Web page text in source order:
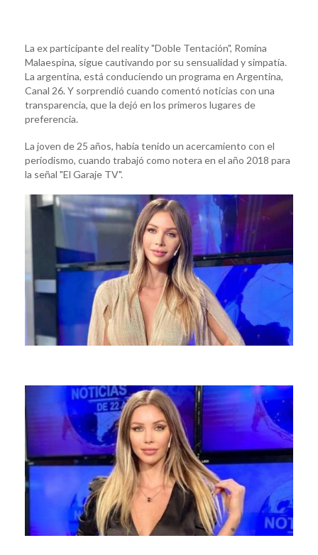
La ex participante del reality "Doble Tentación", Romina
Malaespina, sigue cautivando por su sensualidad y simpatía.
La argentina, está conduciendo un programa en Argentina,
Canal 26. Y sorprendió cuando comentó noticias con una
transparencia, que la dejó en los primeros lugares de
preferencia.
La joven de 25 años, había tenido un acercamiento con el
periodismo, cuando trabajó como notera en el año 2018 para
la señal "El Garaje TV".